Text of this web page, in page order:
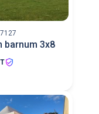
barnum 3x8